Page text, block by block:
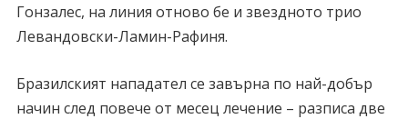
Гонзалес, на линия отново бе и звездното трио
Левандовски-Ламин-Рафиня.
Бразилският нападател се завърна по най-добър
начин след повече от месец лечение – разписа две